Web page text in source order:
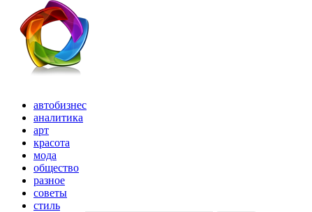
автобизнес
аналитика
арт
красота
мода
общество
разное
советы
стиль